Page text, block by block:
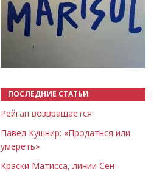
ПОСЛЕДНИЕ СТАТЬИ
Рейган возвращается
Павел Кушнир: «Продаться или
умереть»
Краски Матисса, линии Сен-